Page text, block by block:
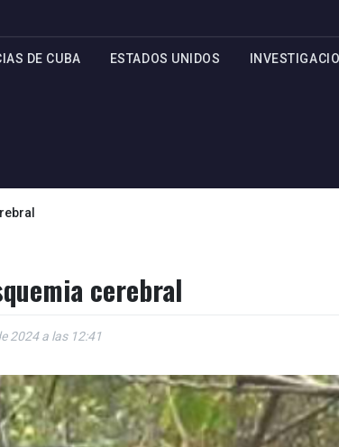
DE CUBA ESTADOS UNIDOS
cerebral
2024 a las 12:41